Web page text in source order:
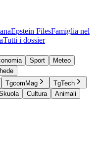
Epstein FilesFamiglia nel
Tutti i dossier
Sport
Meteo
TgcomMag
TgTech
Cultura
Animali